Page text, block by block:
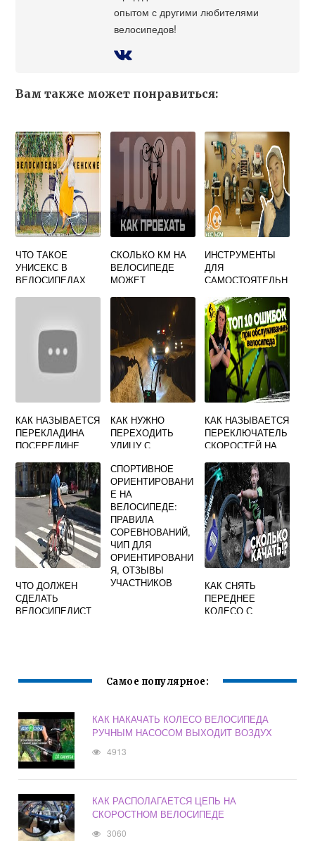
опытом с другими любителями
велосипедов!
Вам также может понравиться:
ЧТО ТАКОЕ
УНИСЕКС В
ВЕЛОСИПЕДАХ
СКОЛЬКО КМ НА
ВЕЛОСИПЕДЕ
МОЖЕТ
НОВИЧОК
ИНСТРУМЕНТЫ
ДЛЯ
САМОСТОЯТЕЛЬН
ВЕЛОСИПЕДА
КАК НАЗЫВАЕТСЯ
ПЕРЕКЛАДИНА
ПОСЕРЕДИНЕ
ВЕЛОСИПЕДЕ
БМХ
КАК НУЖНО
ПЕРЕХОДИТЬ
УЛИЦУ С
ИЛИ САМОКАТОМ
КАК НАЗЫВАЕТСЯ
ПЕРЕКЛЮЧАТЕЛЬ
СКОРОСТЕЙ НА
ЧТО ДОЛЖЕН
СДЕЛАТЬ
ВЕЛОСИПЕДИСТ
СПОРТИВНОЕ
ОРИЕНТИРОВАНИ
Е НА
ВЕЛОСИПЕДЕ:
ПРАВИЛА
СОРЕВНОВАНИЙ,
ЧИП ДЛЯ
ОРИЕНТИРОВАНИ
Я, ОТЗЫВЫ
УЧАСТНИКОВ
КАК СНЯТЬ
ПЕРЕДНЕЕ
КОЛЕСО С
Самое популярное:
КАК НАКАЧАТЬ КОЛЕСО ВЕЛОСИПЕДА
РУЧНЫМ НАСОСОМ ВЫХОДИТ ВОЗДУХ
4913
КАК РАСПОЛАГАЕТСЯ ЦЕПЬ НА
СКОРОСТНОМ ВЕЛОСИПЕДЕ
3060